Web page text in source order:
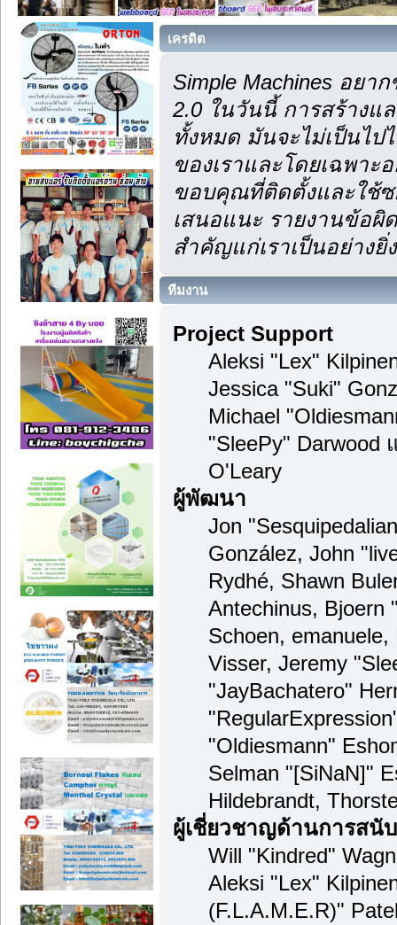
เครดิต
Simple Machines อย
2.0 ในวันนี้ การสร้างแ
ทั้งหมด มันจะไม่เป็นไป
ของเราและโดยเฉพาะ
ขอบคุณที่ติดตั้งและใช้ซ
เสนอแนะ รายงานข้อผิ
สำคัญแก่เราเป็นอย่างยิ่ง
ทีมงาน
Project Support
Aleksi "Lex"
Jessica "Suki"
Michael
"SleePy" Darwood
O'Leary
ผู้พัฒนา
Jon
González, John
Rydhé, Shawn
Antechinus, Bjoern
Schoen,
Visser, Jeremy
"JayBachatero"
"Oldiesmann"
Selman "[SiNaN]"
Hildebrandt,
ผู้เชี่ยวชาญด้านการสนั
Will "Kindred"
Aleksi "Lex"
(F.L.A.M.E.R)"